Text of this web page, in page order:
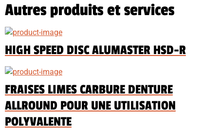
Autres produits et services
HIGH SPEED DISC ALUMASTER HSD-R
FRAISES LIMES CARBURE DENTURE
ALLROUND POUR UNE UTILISATION
POLYVALENTE